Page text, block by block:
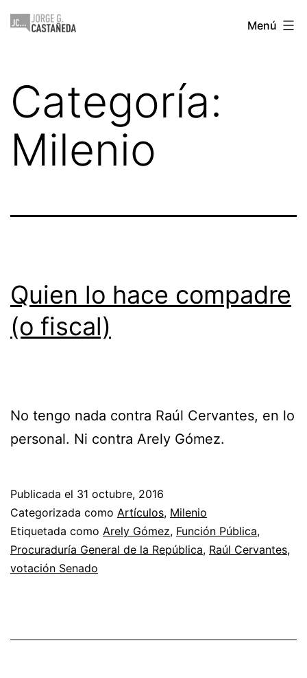
Saltar
Jorge
Menú
Categoría:
Milenio
Quien lo hace compadre
(o fiscal)
No tengo nada contra Raúl Cervantes, en lo
personal. Ni contra Arely Gómez.
Publicada el 31 octubre, 2016
Categorizada como Artículos, Milenio
Etiquetada como Arely Gómez, Función Pública,
Procuraduría General de la República, Raúl Cervantes,
votación Senado